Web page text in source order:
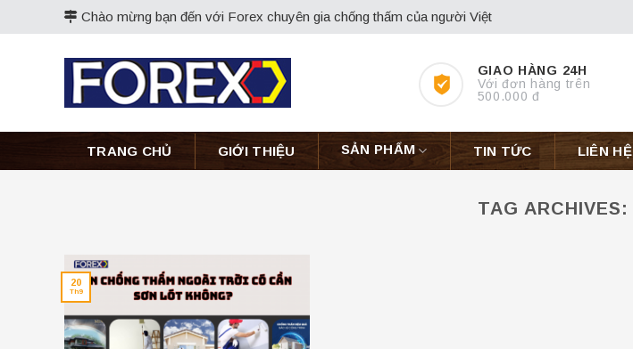
to
Chào mừng bạn đến với Forex chuyên gia chống thấm của người Việt
GIAO HÀNG 24H
Với đơn hàng trên
500.000 đ
TRANG CHỦ GIỚI THIỆU SẢN PHẨM TIN TỨC LIÊN HỆ
TAG ARCHIVES:
20
Th9